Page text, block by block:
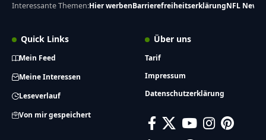
Interessante Themen:Hier werbenBarrierefreiheitserklärungNFL News
Quick Links
Mein Feed
Meine Interessen
Leseverlauf
Von mir gespeichert
Über uns
Tarif
Impressum
Datenschutzerklärung